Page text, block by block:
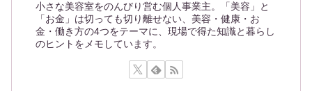
小さな美容室をのんびり営む個人事業主。「美容」と
「お金」は切っても切り離せない、美容・健康・お
金・働き方の4つをテーマに、現場で得た知識と暮らし
のヒントをメモしています。